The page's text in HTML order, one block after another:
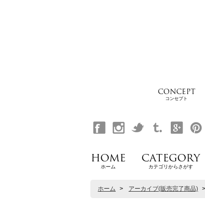
CONCEPT
コンセプト
HOME
ホーム
CATEGORY
カテゴリからさがす
ホーム > アーカイブ(販売完了商品) >